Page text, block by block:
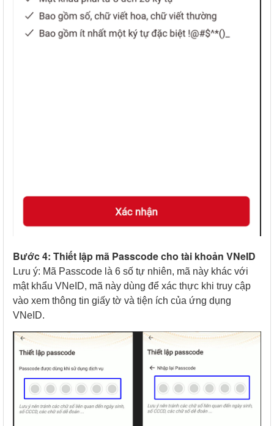
Bước 4: Thiết lập mã Passcode cho tài khoản VNeID
Lưu ý: Mã Passcode là 6 số tự nhiên, mã này khác với
mật khẩu VNeID, mã này dùng để xác thực khi truy cập
vào xem thông tin giấy tờ và tiện ích của ứng dụng
VNeID.